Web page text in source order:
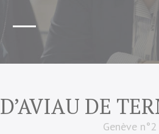
D’AVIAU DE
Genève